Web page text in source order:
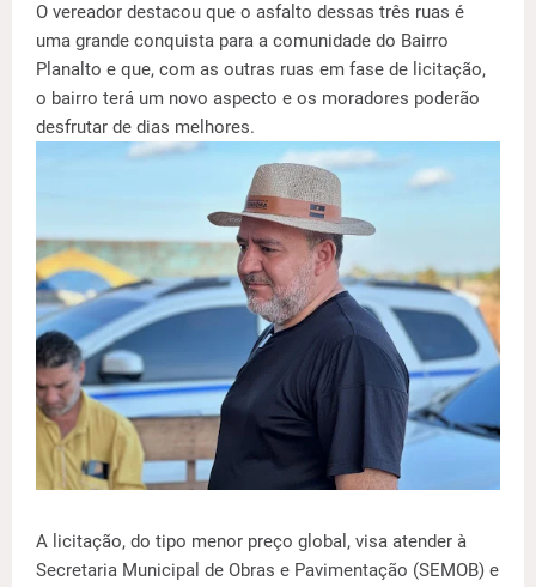
O vereador destacou que o asfalto dessas três ruas é
uma grande conquista para a comunidade do Bairro
Planalto e que, com as outras ruas em fase de licitação,
o bairro terá um novo aspecto e os moradores poderão
desfrutar de dias melhores.
A licitação, do tipo menor preço global, visa atender à
Secretaria Municipal de Obras e Pavimentação (SEMOB) e